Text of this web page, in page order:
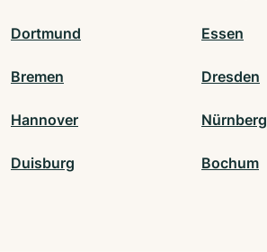
Dortmund Essen
Bremen Dresden
Hannover Nürnberg
Duisburg Bochum